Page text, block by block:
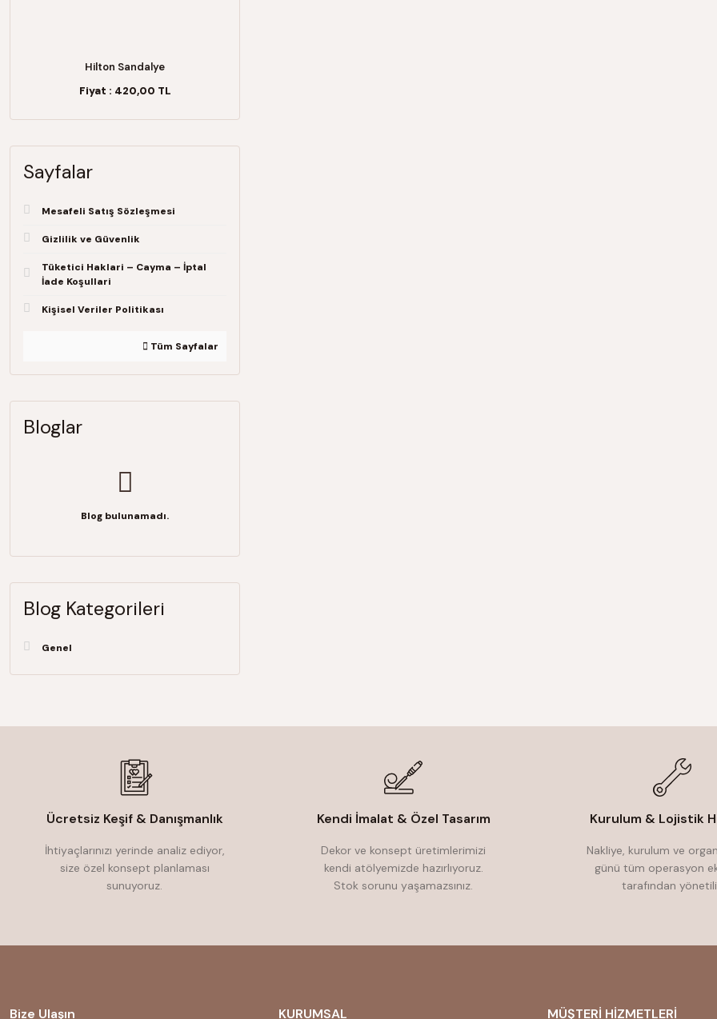
Hilton Sandalye
Fiyat : 420,00 TL
Sayfalar
Mesafeli Satış Sözleşmesi
Gizlilik ve Güvenlik
Tüketici Haklari – Cayma – İptal
İade Koşullari
Kişisel Veriler Politikası
Tüm Sayfalar
Bloglar
Blog bulunamadı.
Blog Kategorileri
Genel
Ücretsiz Keşif & Danışmanlık
İhtiyaçlarınızı yerinde analiz ediyor,
size özel konsept planlaması
sunuyoruz.
Kendi İmalat & Özel Tasarım
Dekor ve konsept üretimlerimizi
kendi atölyemizde hazırlıyoruz.
Stok sorunu yaşamazsınız.
Kurulum & Lojistik
Nakliye, kurulum ve
günü tüm operasyon
tarafından
Bize Ulaşın KURUMSAL MÜŞTERİ HİZMETLERİ